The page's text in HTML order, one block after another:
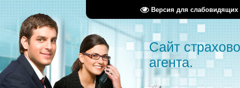
Версия для слабовидящих
Сайт
агента.